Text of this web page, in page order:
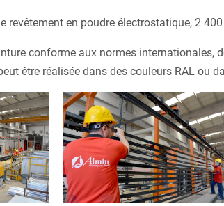
revêtement en poudre électrostatique, 2
conforme aux normes
être réalisée dans des couleurs RAL ou